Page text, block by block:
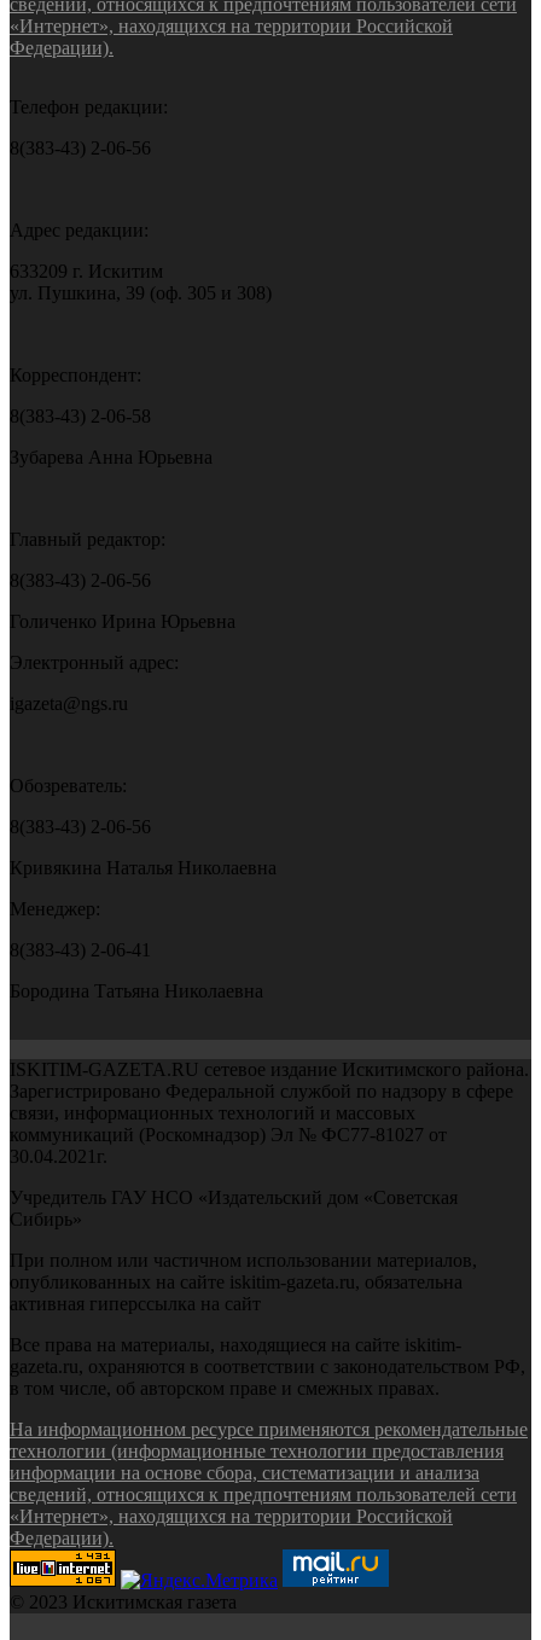
«Интернет», находящихся на территории Российской
Федерации).
Телефон редакции:
8(383-43) 2-06-56
Адрес редакции:
633209 г. Искитим
ул. Пушкина, 39 (оф. 305 и 308)
Корреспондент:
8(383-43) 2-06-58
Зубарева Анна Юрьевна
Главный редактор:
8(383-43) 2-06-56
Голиченко Ирина Юрьевна
Электронный адрес:
igazeta@ngs.ru
Обозреватель:
8(383-43) 2-06-56
Кривякина Наталья Николаевна
Менеджер:
8(383-43) 2-06-41
Бородина Татьяна Николаевна
ISKITIM-GAZETA.RU сетевое издание Искитимского района.
Зарегистрировано Федеральной службой по надзору в сфере
связи, информационных технологий и массовых
коммуникаций (Роскомнадзор) Эл № ФС77-81027 от
30.04.2021г.
Учредитель ГАУ НСО «Издательский дом «Советская
Сибирь»
При полном или частичном использовании материалов,
опубликованных на сайте iskitim-gazeta.ru, обязательна
активная гиперссылка на сайт
Все права на материалы, находящиеся на сайте iskitim-
gazeta.ru, охраняются в соответствии с законодательством РФ,
в том числе, об авторском праве и смежных правах.
На информационном ресурсе применяются рекомендательные
технологии (информационные технологии предоставления
информации на основе сбора, систематизации и анализа
сведений, относящихся к предпочтениям пользователей сети
«Интернет», находящихся на территории Российской
Федерации).
© 2023 Искитимская газета